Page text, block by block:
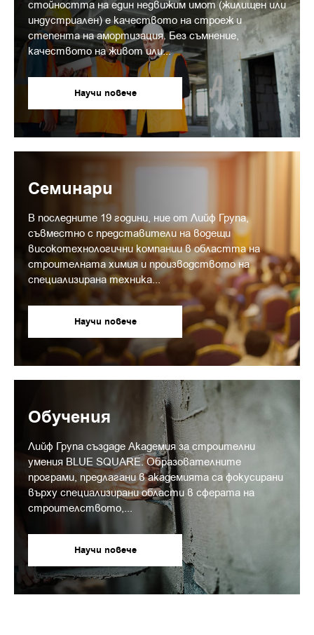
стойността на един недвижим имот (жилищен или
индустриален) е качеството на строеж и
степента на амортизация. Без съмнение,
качеството на живот или...
Научи повече
Семинари
В последните 19 години, ние от Лийф Група,
съвместно с представители на водещи
високотехнологични компании в областта на
строителната химия и производството на
специализирана техника...
Научи повече
Обучения
Лийф Група създаде Академия за строителни
умения BLUE SQUARE. Образователните
програми, предлагани в академията са фокусирани
върху специализирани области в сферата на
строителството,...
Научи повече